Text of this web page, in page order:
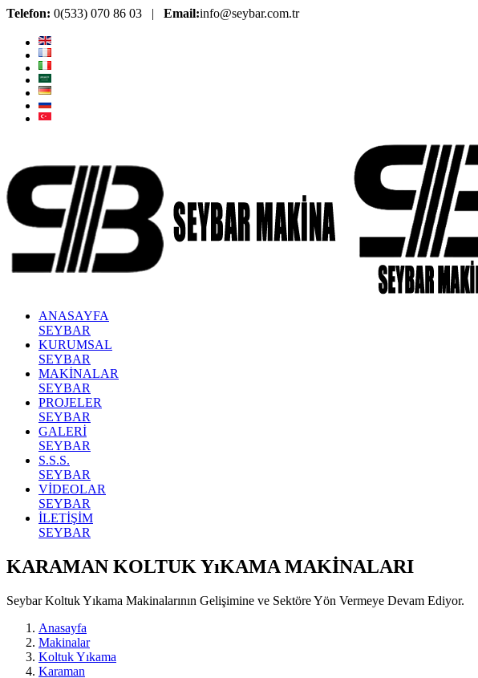
Telefon: 0(533) 070 86 03 | Email:info@seybar.com.tr
ANASAYFA
SEYBAR
KURUMSAL
SEYBAR
MAKİNALAR
SEYBAR
PROJELER
SEYBAR
GALERİ
SEYBAR
S.S.S.
SEYBAR
VİDEOLAR
SEYBAR
İLETİŞİM
SEYBAR
KARAMAN KOLTUK YıKAMA MAKİNALARI
Seybar Koltuk Yıkama Makinalarının Gelişimine ve Sektöre Yön Vermeye Devam Ediyor.
Anasayfa
Makinalar
Koltuk Yıkama
Karaman